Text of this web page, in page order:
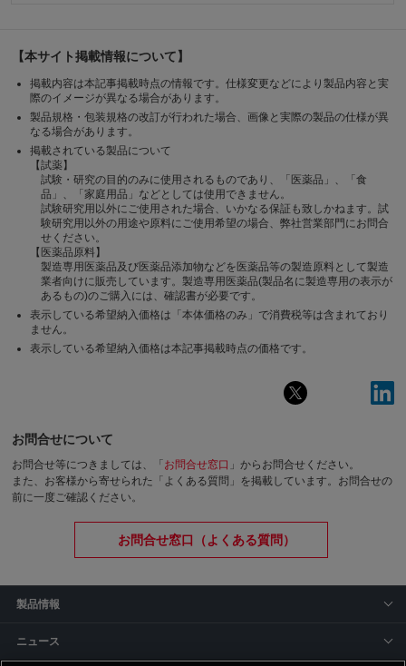
【本サイト掲載情報について】
掲載内容は本記事掲載時点の情報です。仕様変更などにより製品内容と実
際のイメージが異なる場合があります。
製品規格・包装規格の改訂が行われた場合、画像と実際の製品の仕様が異
なる場合があります。
掲載されている製品について
【試薬】
試験・研究の目的のみに使用されるものであり、「医薬品」、「食
品」、「家庭用品」などとしては使用できません。
試験研究用以外にご使用された場合、いかなる保証も致しかねます。試
験研究用以外の用途や原料にご使用希望の場合、弊社営業部門にお問合
せください。
【医薬品原料】
製造専用医薬品及び医薬品添加物などを医薬品等の製造原料として製造
業者向けに販売しています。製造専用医薬品(製品名に製造専用の表示が
あるもの)のご購入には、確認書が必要です。
表示している希望納入価格は「本体価格のみ」で消費税等は含まれており
ません。
表示している希望納入価格は本記事掲載時点の価格です。
お問合せについて
お問合せ等につきましては、「お問合せ窓口 」からお問合せください。
また、お客様から寄せられた「よくある質問」を掲載しています。お問合せの
前に一度ご確認ください。
お問合せ窓口（よくある質問）
製品情報
ニュース